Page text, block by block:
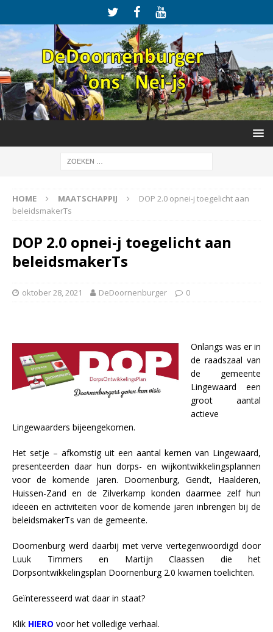
HOME MAATSCHAPPIJ
DOP 2.0 opnei-j toegelicht aan
beleidsmakerTs
DOP 2.0 opnei-j toegelicht aan
beleidsmakerTs
oktober 28, 2021 DeDoornenburger 0
Onlangs was er in
de raadszaal van
de gemeente
Lingewaard een
groot aantal
actieve
Lingewaarders bijeengekomen.
Het setje – afkomstig uit een aantal kernen van Lingewaard,
presenteerden daar hun dorps- en wijkontwikkelingsplannen
voor de komende jaren. Doornenburg, Gendt, Haalderen,
Huissen-Zand en de Zilverkamp konden daarmee zelf hun
ideeën en activiteiten voor de komende jaren inbrengen bij de
beleidsmakerTs van de gemeente.
Doornenburg werd daarbij met verve vertegenwoordigd door
Luuk Timmers en Martijn Claassen die het
Dorpsontwikkelingsplan Doornenburg 2.0 kwamen toelichten.
Geïnteresseerd wat daar in staat?
Klik HIERO voor het volledige verhaal.